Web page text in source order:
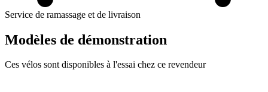
Service de ramassage et de livraison
Modèles de démonstration
Ces vélos sont disponibles à l'essai chez ce revendeur